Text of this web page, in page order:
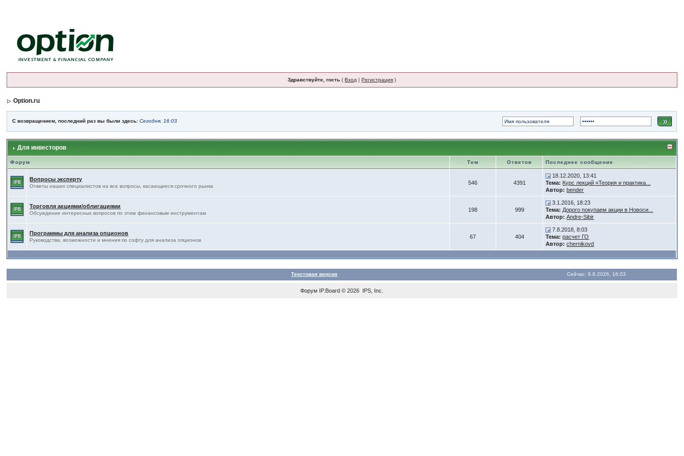
Здравствуйте, гость (Вход |Регистрация )
Option.ru
С возвращением, последний раз вы были здесь:Сегодня, 16:03
Для инвесторов
Форум Тем Ответов Последнее сообщение
Вопросы эксперту
Ответы наших специалистов на все вопросы, касающиеся срочного рынка
546 4391
18.12.2020, 13:41
Тема: Курс лекций «Теория и практика...
Автор: bender
Торговля акциями/облигациями
Обсуждение интересных вопросов по этим финансовым инструментам
198 999
3.1.2016, 18:23
Тема: Дорого покупаем акции в Новоси...
Автор: Andre-Sibir
Программы для анализа опционов
Руководства, возможности и мнения по софту для анализа опционов
67 404
7.8.2018, 8:03
Тема: расчет ГО
Автор: chernikovd
Текстовая версия Сейчас: 9.8.2026, 16:03
Форум IP.Board © 2026 IPS, Inc